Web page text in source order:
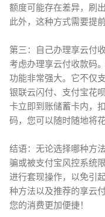
额度可能存在差异，刷
此外，这种方式需要提
第三：自己办理享云付
考虑办理享云付收款码
功能非常强大。它不仅
银联云闪付、支付宝花
卡立即到账储蓄卡内，
码，您可以随时随地将
结语：无论选择哪种方
骗或被支付宝风控系统
进行套现操作，以免引
种方法以及推荐的享云
您的消费更加便捷！